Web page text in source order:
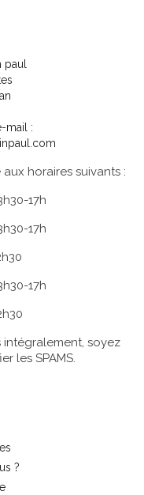
paul
mail :
horaires suivants :
17h
17h
17h
intégralement, soyez
les SPAMS.
?